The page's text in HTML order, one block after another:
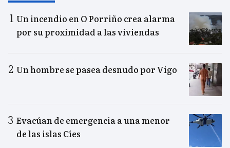
Un incendio en O Porriño crea alarma
por su proximidad a las viviendas
Un hombre se pasea desnudo por Vigo
Evacúan de emergencia a una menor
de las islas Cíes